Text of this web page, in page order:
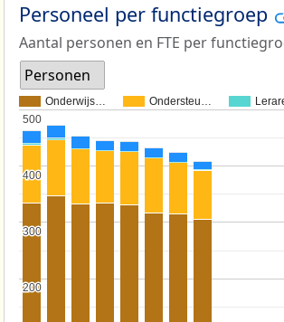
Personeel per functiegroep
Aantal personen en FTE per
Personen
Onderwijs… Ondersteu…
200
200
300
300
400
400
500
500